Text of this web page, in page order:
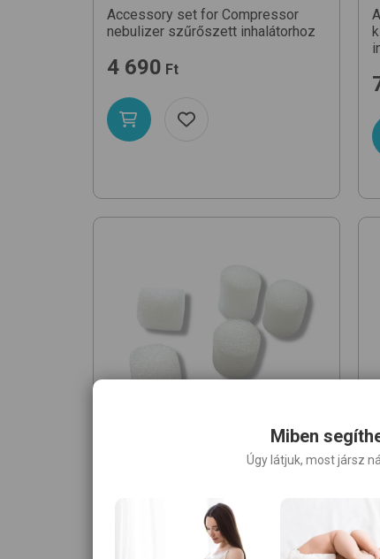
Accessory set for Compressor
nebulizer szűrőszett inhalátorhoz
4 690 Ft
Compressor nebulizer
Miben
Úgy látjuk, most jársz